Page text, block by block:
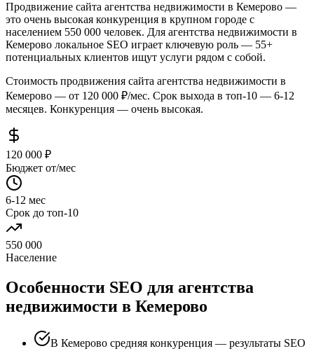
Продвижение сайта агентства недвижимости в Кемерово —
это очень высокая конкуренция в крупном городе с
населением 550 000 человек. Для агентства недвижимости в
Кемерово локальное SEO играет ключевую роль — 55+
потенциальных клиентов ищут услуги рядом с собой.
Стоимость продвижения сайта агентства недвижимости в
Кемерово — от 120 000 ₽/мес. Срок выхода в топ-10 — 6-12
месяцев. Конкуренция — очень высокая.
120 000 ₽
Бюджет от/мес
6-12 мес
Срок до топ-10
550 000
Население
Особенности SEO для агентства
недвижимости в Кемерово
В Кемерово средняя конкуренция — результаты SEO